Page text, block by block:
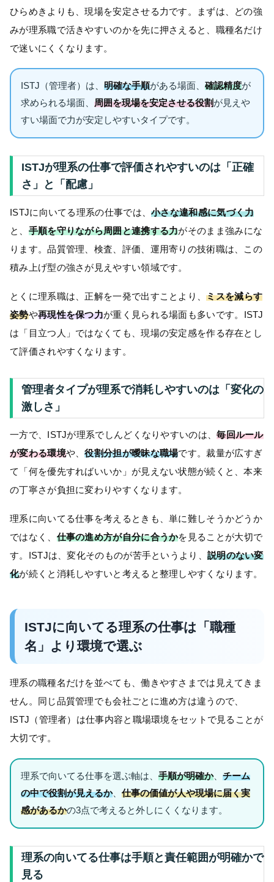
ひらめきよりも、現場を安定させる力です。まずは、どの強
みが理系職で活きやすいのかを先に押さえると、職種名だけ
で迷いにくくなります。
ISTJ（管理者）は、 明確な手順がある場面、 確認精度が
求められる場面、 周囲を現場を安定させる役割が見えや
すい場面で力が安定しやすいタイプです。
ISTJが理系の仕事で評価されやすいのは「正確
さ」と「配慮」
ISTJに向いてる理系の仕事では、小さな違和感に気づく力
と、 手順を守りながら周囲と連携する力がそのまま強みにな
ります。品質管理、検査、評価、運用寄りの技術職は、この
積み上げ型の強さが見えやすい領域です。
とくに理系職は、正解を一発で出すことより、ミスを減らす
姿勢や再現性を保つ力が重く見られる場面も多いです。ISTJ
は「目立つ人」ではなくても、現場の安定感を作る存在とし
て評価されやすくなります。
管理者タイプが理系で消耗しやすいのは「変化の
激しさ」
一方で、ISTJが理系でしんどくなりやすいのは、毎回ルール
が変わる環境や、役割分担が曖昧な職場です。裁量が広すぎ
て「何を優先すればいいか」が見えない状態が続くと、本来
の丁寧さが負担に変わりやすくなります。
理系に向いてる仕事を考えるときも、単に難しそうかどうか
ではなく、 仕事の進め方が自分に合うかを見ることが大切で
す。ISTJは、変化そのものが苦手というより、 説明のない変
化が続くと消耗しやすいと考えると整理しやすくなります。
ISTJに向いてる理系の仕事は「職種
名」より環境で選ぶ
理系の職種名だけを並べても、働きやすさまでは見えてきま
せん。同じ品質管理でも会社ごとに進め方は違うので、
ISTJ（管理者）は仕事内容と職場環境をセットで見ることが
大切です。
理系で向いてる仕事を選ぶ軸は、 手順が明確か、 チーム
の中で役割が見えるか、 仕事の価値が人や現場に届く実
感があるかの3点で考えると外しにくくなります。
理系の向いてる仕事は手順と責任範囲が明確かで
見る